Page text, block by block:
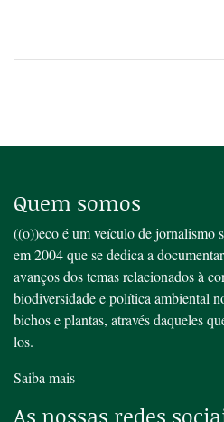
Quem somos
((o))eco é um veículo de jornalismo
em 2004 que se dedica a
avanços dos temas relacionados à
biodiversidade e política ambiental
bichos e plantas, através daqueles
los.
Saiba mais
As nossas redes